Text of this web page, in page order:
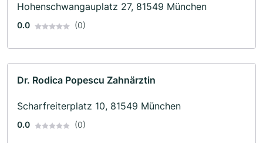
Hohenschwangauplatz 27, 81549 München
0.0 (0)
Dr. Rodica Popescu Zahnärztin
Scharfreiterplatz 10, 81549 München
0.0 (0)